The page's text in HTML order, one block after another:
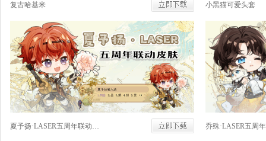
复古哈基米 小黑猫可爱头套
夏予扬·LASER五周年联动皮肤 乔殊·LASER五周